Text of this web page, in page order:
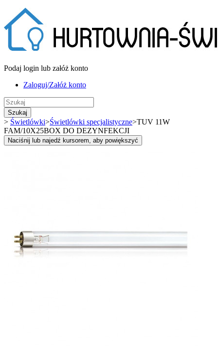
Podaj login lub załóż konto
Zaloguj/Załóż konto
Szukaj
> Świetlówki>Świetlówki specjalistyczne>TUV 11W
FAM/10X25BOX DO DEZYNFEKCJI
Naciśnij lub najedź kursorem, aby powiększyć